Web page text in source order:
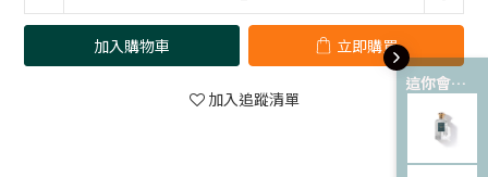
這你會愛 💘
加入購物車 立即購買
加入追蹤清單